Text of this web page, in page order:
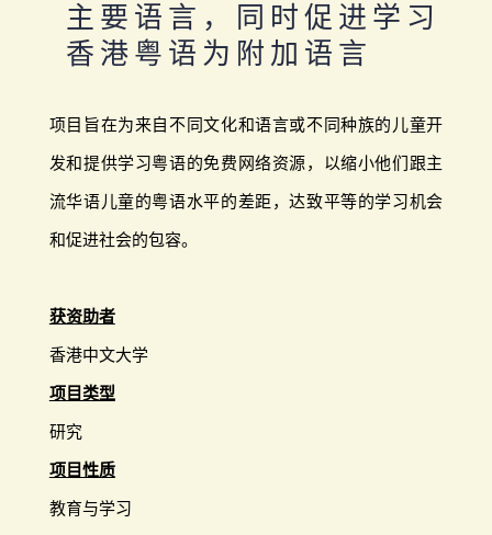
主要语言，同时促进学习
香港粤语为附加语言
项目旨在为来自不同文化和语言或不同种族的儿童开
发和提供学习粤语的免费网络资源，以缩小他们跟主
流华语儿童的粤语水平的差距，达致平等的学习机会
和促进社会的包容。
获资助者
香港中文大学
项目类型
研究
项目性质
教育与学习